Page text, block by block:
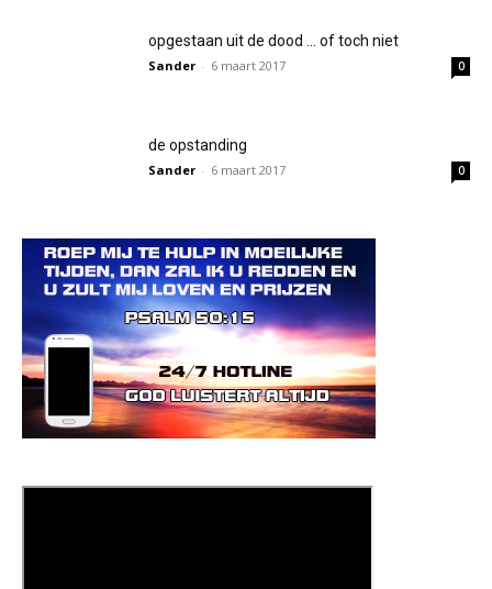
opgestaan uit de dood … of toch niet
Sander - 6 maart 2017 0
de opstanding
Sander - 6 maart 2017 0